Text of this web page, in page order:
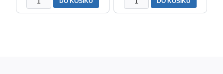
na
7